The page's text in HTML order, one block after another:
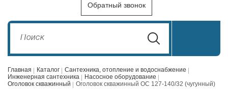
Обратный звонок
Главная Каталог
Сантехника, отопление и водоснабжение
Инженерная сантехника
Насосное оборудование
Оголовок скважинный
Оголовок скважинный ОС 127-140/32 (чугунный)